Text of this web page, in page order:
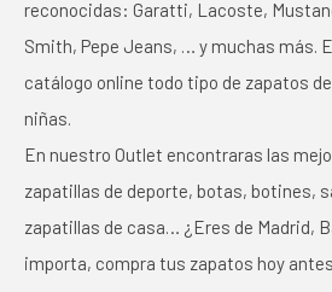
reconocidas: Garatti, Lacoste,
Smith, Pepe Jeans, … y muchas más.
catálogo online todo tipo de zapatos
niñas.
En nuestro Outlet encontraras las
zapatillas de deporte, botas, botines,
zapatillas de casa… ¿Eres de Madrid,
importa, compra tus zapatos hoy